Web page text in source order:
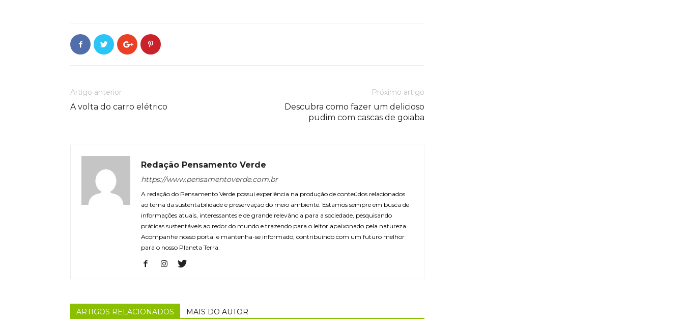
Artigo anterior
A volta do carro elétrico
Próximo artigo
Descubra como fazer um delicioso
pudim com cascas de goiaba
Redação Pensamento Verde
https://www.pensamentoverde.com.br
A redação do Pensamento Verde possui experiência na produção de conteúdos relacionados
ao tema da sustentabilidade e preservação do meio ambiente. Estamos sempre em busca de
informações atuais, interessantes e de grande relevância para a sociedade, pesquisando
práticas sustentáveis ao redor do mundo e trazendo para o leitor apaixonado pela natureza.
Acompanhe nosso portal e mantenha-se informado, contribuindo com um futuro melhor
para o nosso Planeta Terra.
ARTIGOS RELACIONADOS MAIS DO AUTOR